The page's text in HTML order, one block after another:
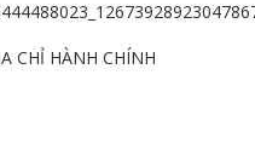
CHỈ HÀNH CHÍNH